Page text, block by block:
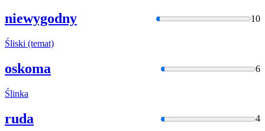
niewygodny 10
Śliski (temat)
oskoma 6
Ślinka
ruda 4